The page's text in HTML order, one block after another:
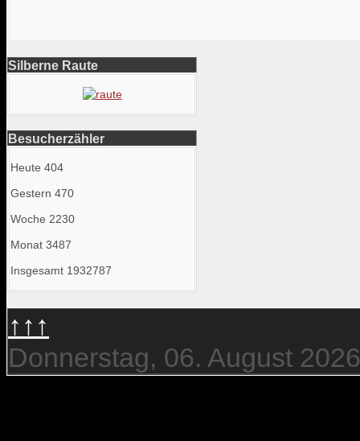
Silberne Raute
Besucherzähler
Heute 404
Gestern 470
Woche 2230
Monat 3487
Insgesamt 1932787
↑↑↑
Donnerstag, 06. August 2026